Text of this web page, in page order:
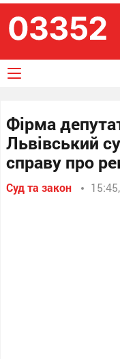
Фірма
Львівський
справу про
Суд та закон